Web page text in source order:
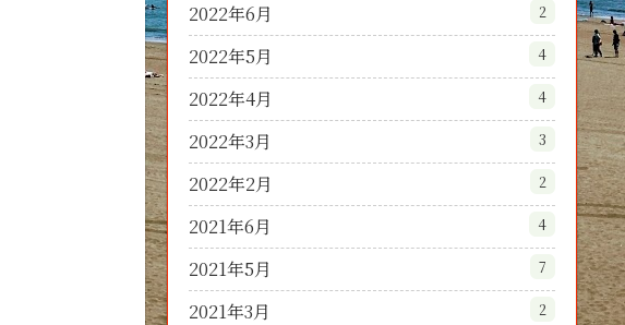
2022年6月 2
2022年5月 4
2022年4月 4
2022年3月 3
2022年2月 2
2021年6月 4
2021年5月 7
2021年3月 2